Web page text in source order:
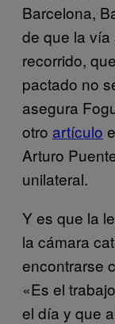
Barcelona,
de que la
recorrido,
pactado no
asegura
otro artículo
Arturo
unilateral.
Y es que la
la cámara
encontrarse
«Es el
el día y que